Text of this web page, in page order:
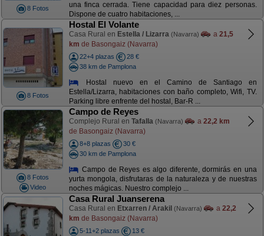
8 Fotos
una finca cerrada. Tiene capacidad para diez personas.
Dispone de cuatro habitaciones, ...
8 Fotos
Hostal El Volante
Casa Rural en Estella / Lizarra (Navarra) a 21,5
km de Basongaiz (Navarra)
22+4 plazas
28 €
38 km de Pamplona
Hostal nuevo en el Camino de Santiago en
Estella/Lizarra, habitaciones con baño completo, Wifi, TV.
Parking libre enfrente del hostal, Bar-R ...
8 Fotos
Video
Campo de Reyes
Complejo Rural en Tafalla (Navarra) a 22,2 km
de Basongaiz (Navarra)
8+8 plazas
30 €
30 km de Pamplona
Campo de Reyes es algo diferente, dormirás en una
yurta mongola, disfrutaras de la naturaleza y de nuestras
noches mágicas. Nuestro complejo ...
Casa Rural Juanserena
Casa Rural en Etxarren / Arakil (Navarra) a 22,2
km de Basongaiz (Navarra)
5-11+2 plazas
13 €